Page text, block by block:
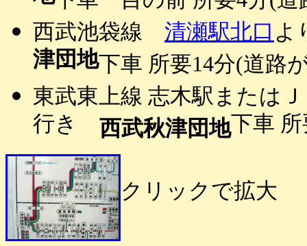
西武池袋線 清瀬駅北口 よ
津団地下車 所要14分(道路
東武東上線 志木駅または
行き 西武秋津団地下車
クリックで拡大